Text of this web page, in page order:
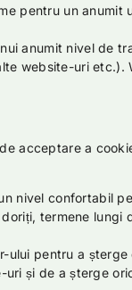
pentru un anumit
anumit nivel de
website-uri
acceptare a
nivel confortabil
termene
pentru a
și de a șterge